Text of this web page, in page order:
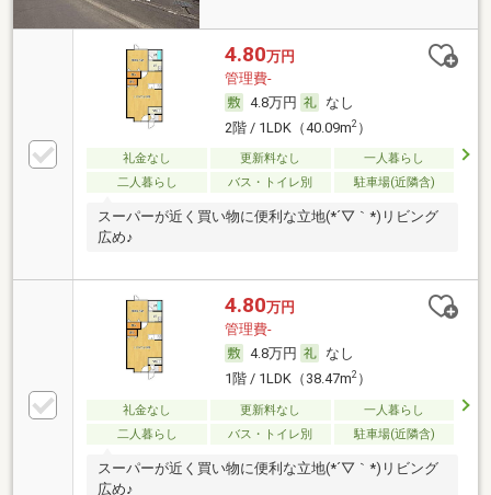
4.80万円
管理費-
4.8万円
なし
2階 / 1LDK（40.09m2）
礼金なし 更新料なし
一人暮らし
二人暮らし
バス・トイレ別 駐車場(近隣含)
スーパーが近く買い物に便利な立地(*´▽｀*)リビング
広め♪
4.80万円
管理費-
4.8万円
なし
1階 / 1LDK（38.47m2）
礼金なし 更新料なし
一人暮らし
二人暮らし
バス・トイレ別 駐車場(近隣含)
スーパーが近く買い物に便利な立地(*´▽｀*)リビング
広め♪